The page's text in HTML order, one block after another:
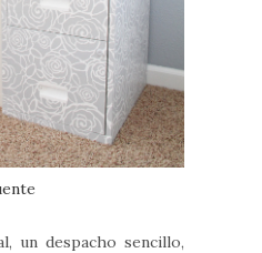
un despacho sencillo,